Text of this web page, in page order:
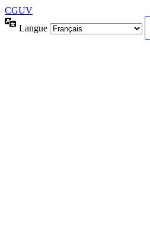
CGUV
Langue